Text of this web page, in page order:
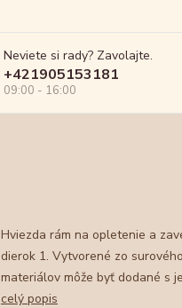
Neviete si rady? Zavolajte.
+421905153181
09:00 - 16:00
Hviezda rám na opletenie a
dierok 1. Vytvorené zo
materiálov môže byť dodané s
celý popis